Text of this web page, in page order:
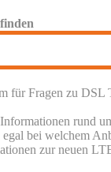
für Fragen zu DSL
Informationen rund
egal bei welchem
zur neuen